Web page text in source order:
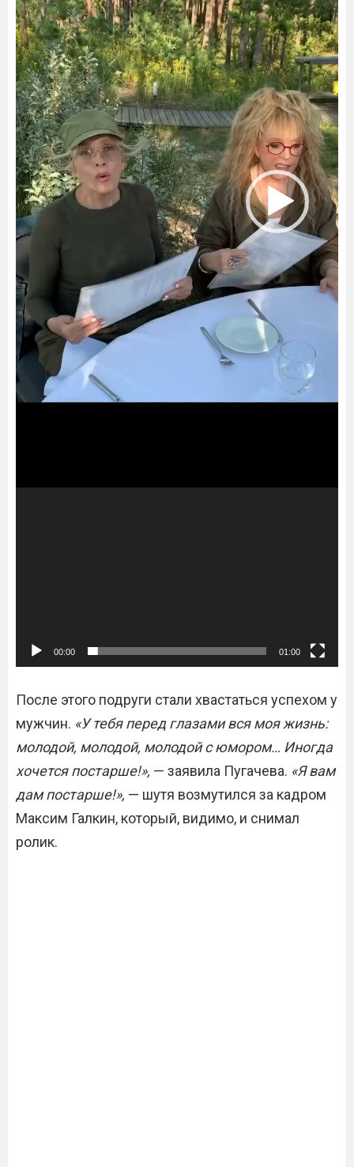
00:00 01:00
После этого подруги стали хвастаться успехом у
мужчин. «У тебя перед глазами вся моя жизнь:
молодой, молодой, молодой с юмором… Иногда
хочется постарше!», — заявила Пугачева. «Я вам
дам постарше!», — шутя возмутился за кадром
Максим Галкин, который, видимо, и снимал
ролик.